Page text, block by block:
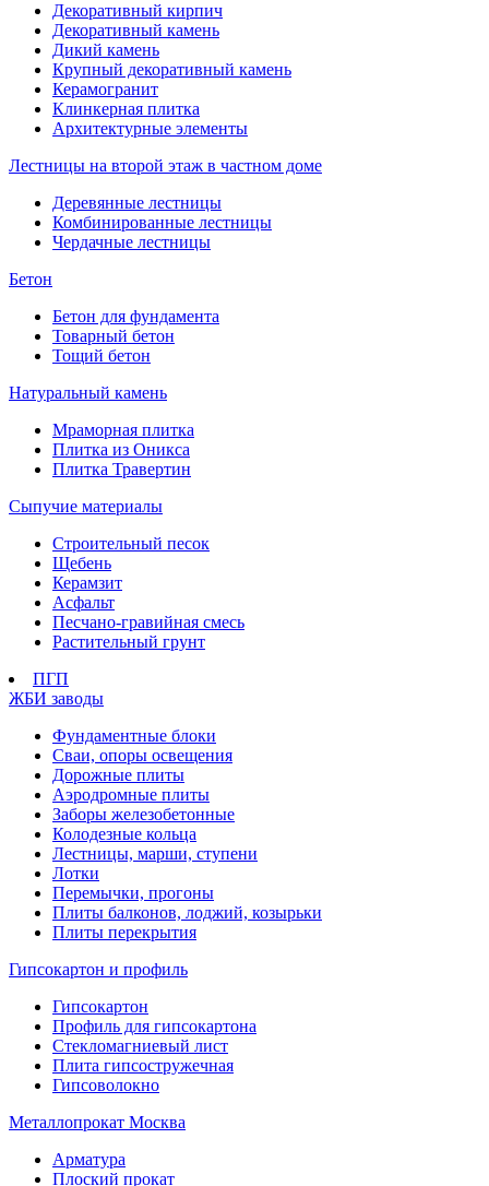
Декоративный кирпич
Декоративный камень
Дикий камень
Крупный декоративный камень
Керамогранит
Клинкерная плитка
Архитектурные элементы
Лестницы на второй этаж в частном доме
Деревянные лестницы
Комбинированные лестницы
Чердачные лестницы
Бетон
Бетон для фундамента
Товарный бетон
Тощий бетон
Натуральный камень
Мраморная плитка
Плитка из Оникса
Плитка Травертин
Сыпучие материалы
Строительный песок
Щебень
Керамзит
Асфальт
Песчано-гравийная смесь
Растительный грунт
ПГП
ЖБИ заводы
Фундаментные блоки
Сваи, опоры освещения
Дорожные плиты
Аэродромные плиты
Заборы железобетонные
Колодезные кольца
Лестницы, марши, ступени
Лотки
Перемычки, прогоны
Плиты балконов, лоджий, козырьки
Плиты перекрытия
Гипсокартон и профиль
Гипсокартон
Профиль для гипсокартона
Стекломагниевый лист
Плита гипсостружечная
Гипсоволокно
Металлопрокат Москва
Арматура
Плоский прокат